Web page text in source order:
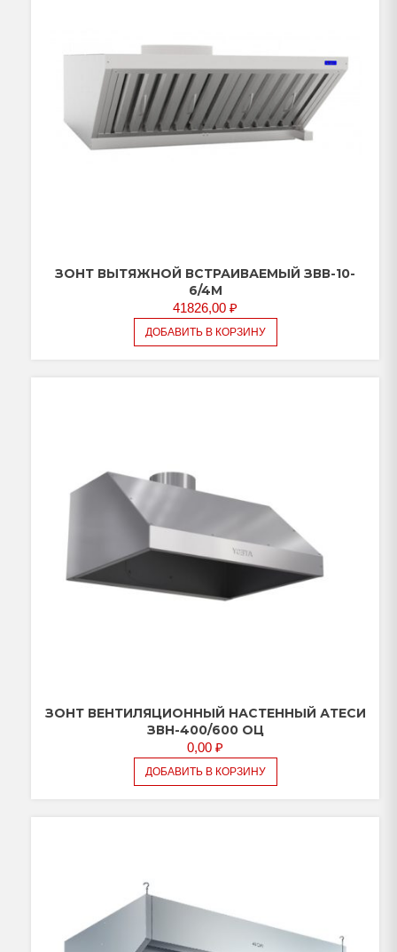
ЗОНТ ВЫТЯЖНОЙ ВСТРАИВАЕМЫЙ ЗВВ-10-
6/4М
41826,00 ₽
ДОБАВИТЬ В КОРЗИНУ
ЗОНТ ВЕНТИЛЯЦИОННЫЙ НАСТЕННЫЙ АТЕСИ
ЗВН-400/600 ОЦ
0,00 ₽
ДОБАВИТЬ В КОРЗИНУ